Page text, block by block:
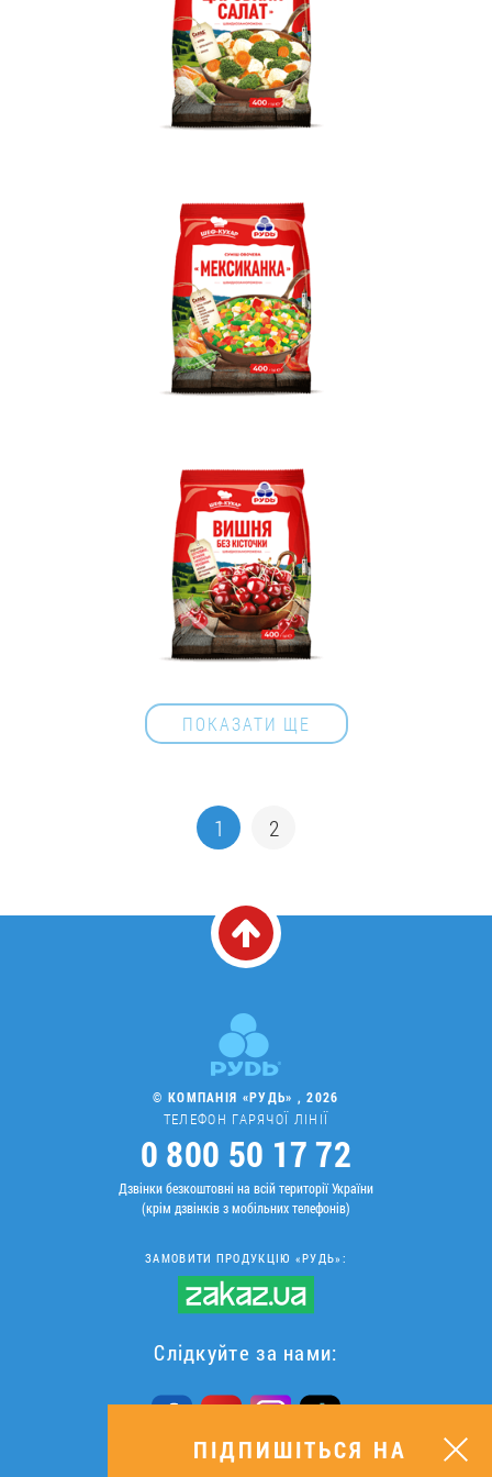
ПОКАЗАТИ ЩЕ
1 2
© КОМПАНІЯ «РУДЬ» , 2026
ТЕЛЕФОН ГАРЯЧОЇ ЛІНІЇ
0 800 50 17 72
Дзвінки безкоштовні на всій території України
(крім дзвінків з мобільних телефонів)
ЗАМОВИТИ ПРОДУКЦІЮ «РУДЬ»:
Слідкуйте за нами:
ПІДПИШІТЬСЯ НА